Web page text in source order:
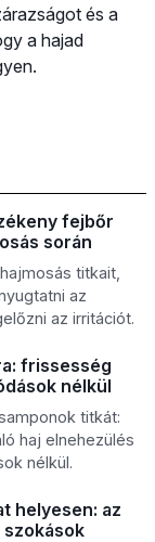
és a
a hajad
fejbőr
során
titkait,
az
az irritációt.
frissesség
nélkül
titkát:
haj elnehezülés
nélkül.
helyesen: az
szokások